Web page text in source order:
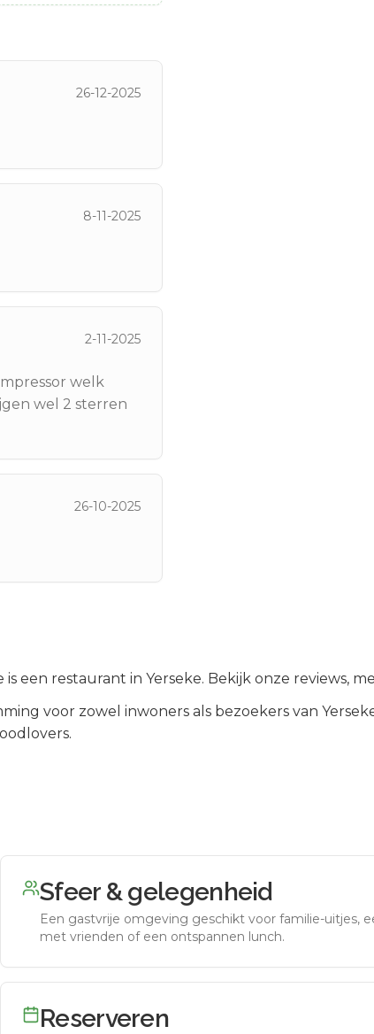
26-12-2025
8-11-2025
2-11-2025
welk
wel 2 sterren
26-10-2025
is een restaurant in Yerseke. Bekijk onze reviews,
voor zowel inwoners als bezoekers van
Sfeer & gelegenheid
Een gastvrije omgeving geschikt voor familie-uitjes,
met vrienden of een ontspannen lunch.
Reserveren